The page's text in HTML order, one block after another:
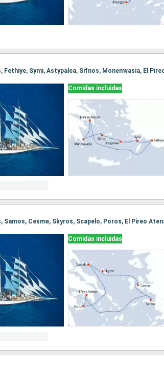
Fethiye, Symi, Astypalea, Sifnos, Monemvasia, El
Comidas incluidas
Samos, Cesme, Skyros, Scapelo, Poros, El Pireo
Comidas incluidas